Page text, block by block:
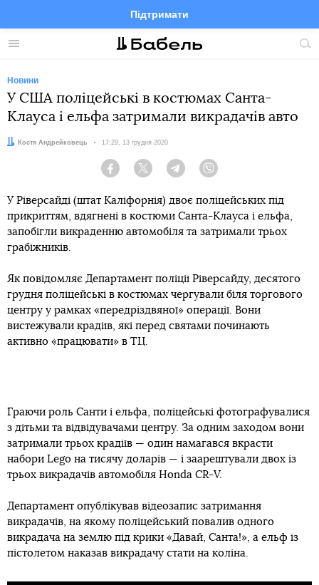
Меню
Підтримати
FacebookTelegramTwitter
Новини
У США поліцейські в костюмах Санта-
Клауса і ельфа затримали викрадачів авто
Автор:Костя Андрейковець Дата:
17:29, 13 грудня 2020
Facebook Twitter Telegram
У Ріверсайді (штат Каліфорнія) двоє поліцейських під
прикриттям, вдягнені в костюми Санта-Клауса і ельфа,
запобігли викраденню автомобіля та затримали трьох
грабіжників.
Як повідомляє Департамент поліції Ріверсайду, десятого
грудня поліцейські в костюмах чергували біля торгового
центру у рамках «передріздвяної» операції. Вони
вистежували крадіїв, які перед святами починають
активно «працювати» в ТЦ.
Граючи роль Санти і ельфа, поліцейські фотографувалися
з дітьми та відвідувачами центру. За одним заходом вони
затримали трьох крадіїв — один намагався вкрасти
набори Lego на тисячу доларів — і заарештували двох із
трьох викрадачів автомобіля Honda CR-V.
Департамент опублікував відеозапис затримання
викрадачів, на якому поліцейський повалив одного
викрадача на землю під крики «Давай, Санта!», а ельф із
пістолетом наказав викрадачу стати на коліна.